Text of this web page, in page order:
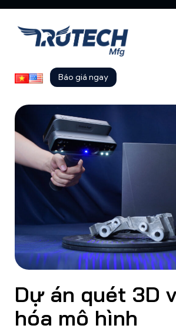
Báo giá ngay
Dự án quét 3D
hóa mô hình